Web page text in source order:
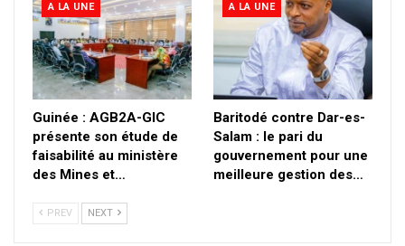
A LA UNE
Guinée : AGB2A-GIC
présente son étude de
faisabilité au ministère
des Mines et…
A LA UNE
Baritodé contre Dar-es-
Salam : le pari du
gouvernement pour une
meilleure gestion des…
PREV NEXT